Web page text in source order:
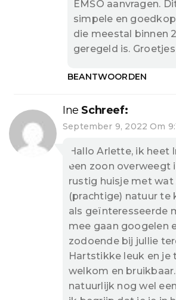
EMŠO aanvragen.
simpele en
die meestal binnen
geregeld is.
BEANTWOORDEN
Ine Schreef:
September 9, 2022 Om
Hallo Arlette, ik heet
een zoon overweegt
rustig huisje met wat
(prachtige) natuur te
als geïnteresseerde
mee gaan googelen
zodoende bij jullie
Hartstikke leuk en je
welkom en
natuurlijk nog wel